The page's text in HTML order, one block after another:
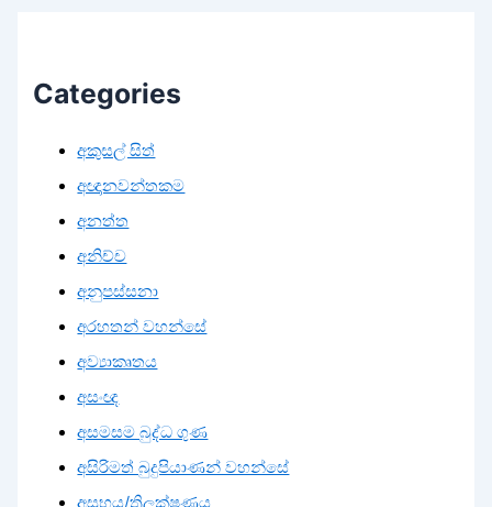
Categories
අකුසල් සිත්
අඥානවන්තකම
අනත්ත
අනිච්ච
අනුපස්සනා
අරහතන් වහන්සේ
අව්‍යාකෘතය
අසංඥ
අසමසම බුද්ධ ගුණ
අසිරිමත් බුදුපියාණන් වහන්සේ
අසුභය/ත්‍රිලක්ෂණය